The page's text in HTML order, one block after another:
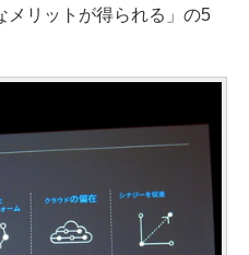
メリットが得られる」の5